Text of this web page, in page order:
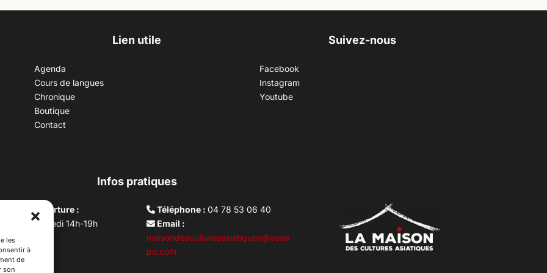
les
à
de
son
Lien utile
Agenda
Cours de langues
Chronique
Boutique
Contact
Suivez-nous
Facebook
Instagram
Youtube
Infos pratiques
d’ouverture :
au vendredi 14h-19h
10h –17h
lundi
Téléphone :04 78 53 06 40
Email :
maisondesculturesasiatiques@asiex
po.com